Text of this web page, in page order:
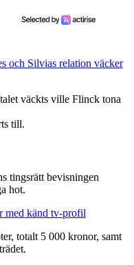
och Silvias relation väcker
väckts ville Flinck tona
till.
tingsrätt bevisningen
hot.
med känd tv-profil
totalt 5 000 kronor, samt